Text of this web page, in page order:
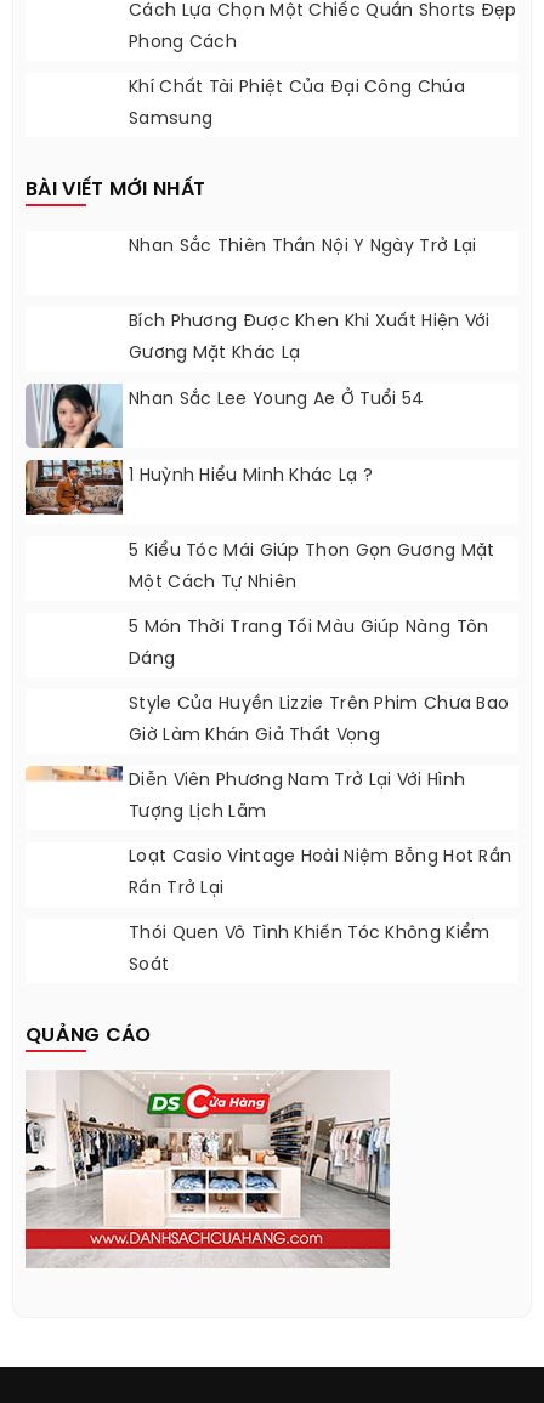
Cách Lựa Chọn Một Chiếc Quần Shorts Đẹp
Phong Cách
Khí Chất Tài Phiệt Của Đại Công Chúa
Samsung
BÀI VIẾT MỚI NHẤT
Nhan Sắc Thiên Thần Nội Y Ngày Trở Lại
Bích Phương Được Khen Khi Xuất Hiện Với
Gương Mặt Khác Lạ
Nhan Sắc Lee Young Ae Ở Tuổi 54
1 Huỳnh Hiểu Minh Khác Lạ ?
5 Kiểu Tóc Mái Giúp Thon Gọn Gương Mặt
Một Cách Tự Nhiên
5 Món Thời Trang Tối Màu Giúp Nàng Tôn
Dáng
Style Của Huyền Lizzie Trên Phim Chưa Bao
Giờ Làm Khán Giả Thất Vọng
Diễn Viên Phương Nam Trở Lại Với Hình
Tượng Lịch Lãm
Loạt Casio Vintage Hoài Niệm Bỗng Hot Rần
Rần Trở Lại
Thói Quen Vô Tình Khiến Tóc Không Kiểm
Soát
QUẢNG CÁO